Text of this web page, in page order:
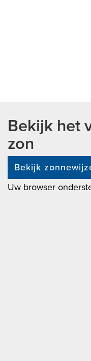
Bekijk het
zon
Bekijk
Uw browser